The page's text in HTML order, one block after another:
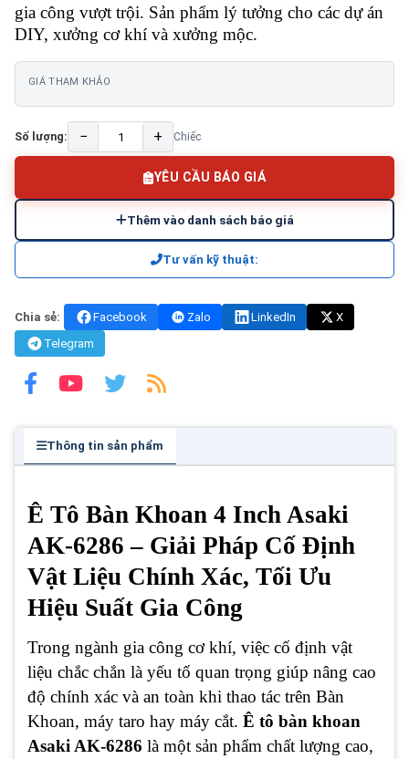
gia công vượt trội. Sản phẩm lý tưởng cho các dự án
DIY, xưởng cơ khí và xưởng mộc.
GIÁ THAM KHẢO
Số lượng: − + Chiếc
YÊU CẦU BÁO GIÁ
Thêm vào danh sách báo giá
Tư vấn kỹ thuật:
Chia sẻ: Facebook Zalo LinkedIn
X
Telegram
Thông tin sản phẩm
Ê Tô Bàn Khoan 4 Inch Asaki
AK-6286 – Giải Pháp Cố Định
Vật Liệu Chính Xác, Tối Ưu
Hiệu Suất Gia Công
Trong ngành gia công cơ khí, việc cố định vật
liệu chắc chắn là yếu tố quan trọng giúp nâng cao
độ chính xác và an toàn khi thao tác trên Bàn
Khoan, máy taro hay máy cắt. Ê tô bàn khoan
Asaki AK-6286 là một sản phẩm chất lượng cao,